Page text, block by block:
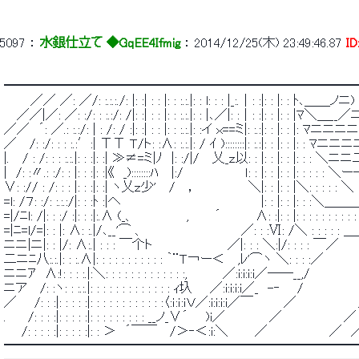
5097 ： 水銀仕立て ◆GqEE4Ifmig ： 2014/12/25(木) 23:49:46.87
／／ ／: ／/: :.:.:./: |: :| : : |: : :.:.|: : l: : : |_:.｜: :|: : |: : ﾄ､＿＿ノニ)
／／|／: ／: :/: : :.:/: /|: :| : : |: : :.:.|: : |､／|: :｜: :|: : |: : |ﾏ＼＿__／
／／　´: ／.: :.:/: | : /: / :|: :| : : |: : :.:.|: :イ ｘ==ミ|: :.:|: : |: : |: ﾏニニ
／　 /: :/: : : :.:′:| ТТ Ｔ/ト: :∧: :.:.|: / ｲ )::::::::|: :.:|: : |: : |: : ﾏニニ
|.　 / : /: : : :.:.|: : :|: :| ≫≠=ミ|ﾉ　|: :/|/　 乂_ｚ以: : |: : |: : |: : : ＼ニ
|　/: :〃.: :/: : |: : :|: :|《　_)::::::::ﾊ　 |:/　　　　　　　ｌ: : |: : |: : |: : :
∨: :// : /: : : |: : :|: :| ヽ乂ｚ少'　 / 　，　 　 　 　 ＼|: : |: : |＼: : : : : ＼
=l: /７: :/: :.:.:/|: : :ﾄ :|へ　　　　　　　　　　　　　　 　 |: : |: : |: : :＼＿
=|/ﾆl: /|: : :/ :|: : :|:.∧ (_、　　　　 　 ,　 　 ´　　 　 ∧: :|: : |: : : : : : : :
=|ﾆ=l/=|: : |: ∧: :.|/､__'⌒ 、　　　　　　　　　　　／: : :Ⅵ: /＼ : : : : :
ニニ|ニ|: : |/: ∧:.| : : : ￣个ト　　　　　　　　 ／|: : : ＼:|/: : : : ￣／
二ニﾆ八:.:.|: : :.∧|: : : : : : : : : : : ｀¨Ｔ￢ー＜　 ,ﾚ'⌒ヽ ＼: : : :／　　　　
ニニｱ　∧:!: : : :.|:＼: : : : : : : : : : : : :,　　　　／:i:i:i:i／――__,/　　　　　
ニア　 /: :ヽ: : :.:.|: : : : : : : : : : : : : ｨ圦　　／:i:i:i:i／_　-‐ 　 /　　　　　　
／　　/: : :|: : : : :|: : : : : : : : : : : :〈:ｉ:ｉ:ｉＶ／:i:i:i:i／￣　　　 ／　　　　　
.　　 /: : : :|: : : : :|: : : : : : : : : __ノ_∨´　　)i／　　　　　／　　　　　　　
/: : : : :|: : : : :|: : ＞　´￣￣　 /＞‐＜:i:＼　　　／　　　　　　　／